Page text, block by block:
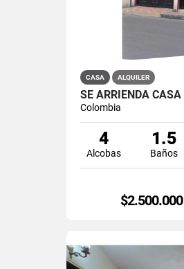
CASA ALQUILER
Colombia
4
Alcobas
1.5
Baños
$2.500.000